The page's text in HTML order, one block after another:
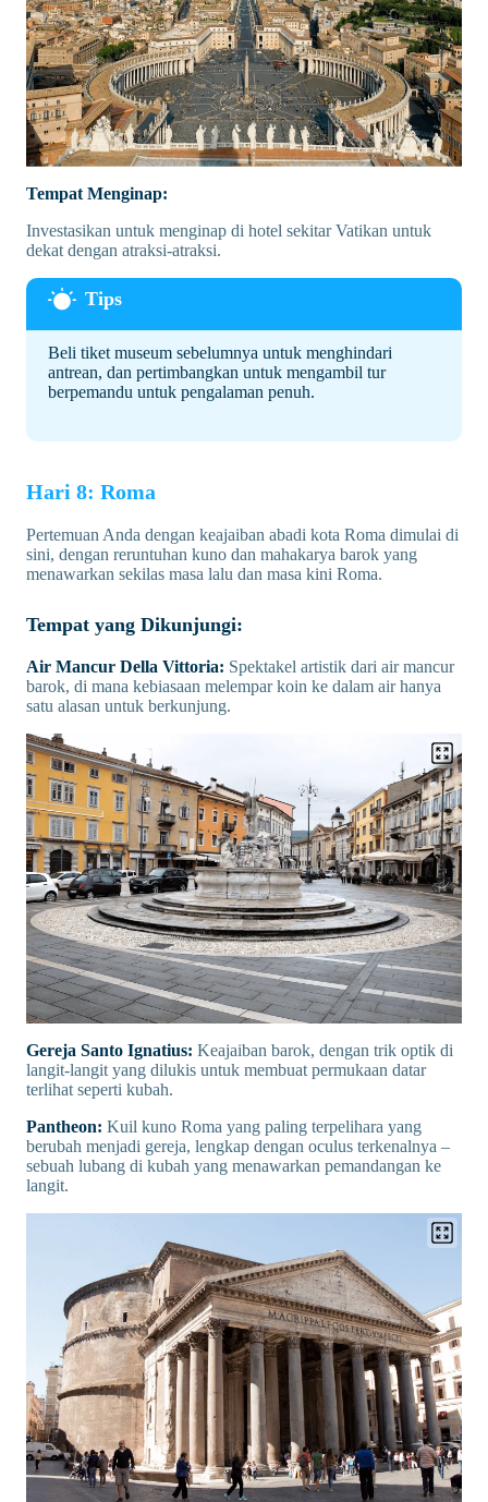
Tempat Menginap:
Investasikan untuk menginap di hotel sekitar Vatikan untuk
dekat dengan atraksi-atraksi.
Beli tiket museum sebelumnya untuk menghindari
antrean, dan pertimbangkan untuk mengambil tur
berpemandu untuk pengalaman penuh.
Hari 8: Roma
Pertemuan Anda dengan keajaiban abadi kota Roma dimulai di
sini, dengan reruntuhan kuno dan mahakarya barok yang
menawarkan sekilas masa lalu dan masa kini Roma.
Tempat yang Dikunjungi:
Air Mancur Della Vittoria: Spektakel artistik dari air mancur
barok, di mana kebiasaan melempar koin ke dalam air hanya
satu alasan untuk berkunjung.
Gereja Santo Ignatius: Keajaiban barok, dengan trik optik di
langit-langit yang dilukis untuk membuat permukaan datar
terlihat seperti kubah.
Pantheon: Kuil kuno Roma yang paling terpelihara yang
berubah menjadi gereja, lengkap dengan oculus terkenalnya –
sebuah lubang di kubah yang menawarkan pemandangan ke
langit.